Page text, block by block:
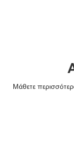
Μάθετε